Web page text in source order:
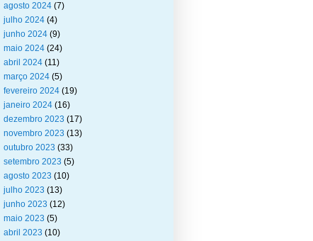
agosto 2024 (7)
julho 2024 (4)
junho 2024 (9)
maio 2024 (24)
abril 2024 (11)
março 2024 (5)
fevereiro 2024 (19)
janeiro 2024 (16)
dezembro 2023 (17)
novembro 2023 (13)
outubro 2023 (33)
setembro 2023 (5)
agosto 2023 (10)
julho 2023 (13)
junho 2023 (12)
maio 2023 (5)
abril 2023 (10)